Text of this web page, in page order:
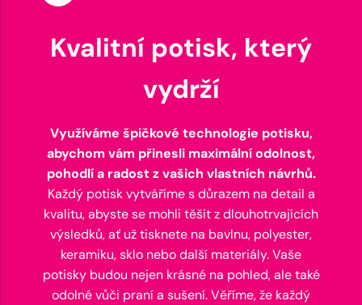
Kvalitní potisk, který
vydrží
Využíváme špičkové technologie potisku,
abychom vám přinesli maximální odolnost,
pohodlí a radost z vašich vlastních návrhů.
Každý potisk vytváříme s důrazem na detail a
kvalitu, abyste se mohli těšit z dlouhotrvajících
výsledků, ať už tisknete na bavlnu, polyester,
keramiku, sklo nebo další materiály. Vaše
potisky budou nejen krásné na pohled, ale také
odolné vůči praní a sušení. Věříme, že každý